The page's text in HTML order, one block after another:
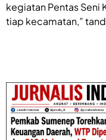
kegiatan Pentas Seni
tiap kecamatan,”